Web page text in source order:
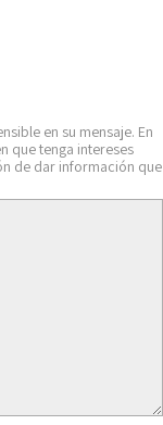
en su mensaje. En
que tenga intereses
de dar información que